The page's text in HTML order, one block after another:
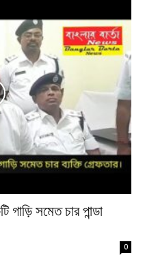
গাড়ি সমেত চার পান্ডা
0